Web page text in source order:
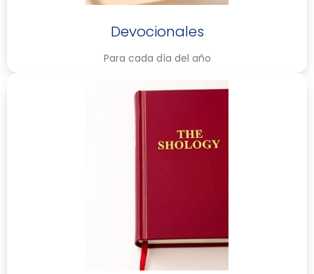
Devocionales
Para cada día del año